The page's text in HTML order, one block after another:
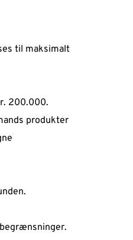
til maksimalt
200.000.
produkter